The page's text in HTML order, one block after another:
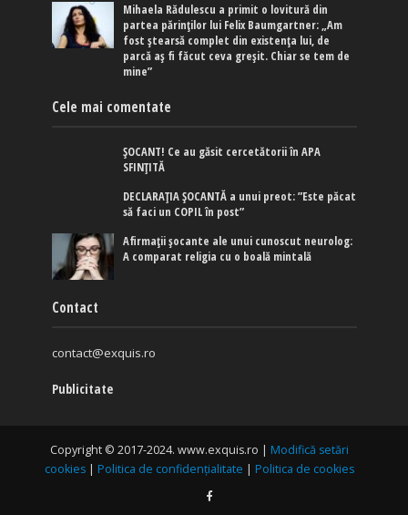
Mihaela Rădulescu a primit o lovitură din
partea părinților lui Felix Baumgartner: „Am
fost ștearsă complet din existența lui, de
parcă aș fi făcut ceva greșit. Chiar se tem de
mine”
Cele mai comentate
ȘOCANT! Ce au găsit cercetătorii în APA
SFINȚITĂ
DECLARAȚIA ȘOCANTĂ a unui preot: ”Este păcat
să faci un COPIL în post”
Afirmaţii şocante ale unui cunoscut neurolog:
A comparat religia cu o boală mintală
Contact
contact@exquis.ro
Publicitate
Copyright © 2017-2024. www.exquis.ro | Modifică setări
cookies | Politica de confidențialitate | Politica de cookies